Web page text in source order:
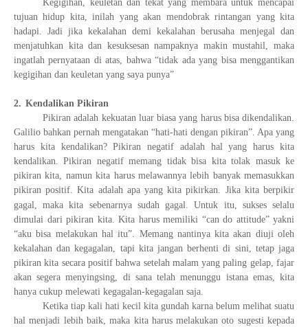
Kegigihan, keuletan dan tekat yang membara untuk mencapai
tujuan hidup kita, inilah yang akan mendobrak rintangan yang kita
hadapi. Jadi jika kekalahan demi kekalahan berusaha menjegal dan
menjatuhkan kita dan kesuksesan nampaknya makin mustahil, maka
ingatlah pernyataan di atas, bahwa “tidak ada yang bisa menggantikan
kegigihan dan keuletan yang saya punya”
2. Kendalikan Pikiran
Pikiran adalah kekuatan luar biasa yang harus bisa dikendalikan.
Galilio bahkan pernah mengatakan “hati-hati dengan pikiran”. Apa yang
harus kita kendalikan? Pikiran negatif adalah hal yang harus kita
kendalikan. Pikiran negatif memang tidak bisa kita tolak masuk ke
pikiran kita, namun kita harus melawannya lebih banyak memasukkan
pikiran positif. Kita adalah apa yang kita pikirkan. Jika kita berpikir
gagal, maka kita sebenarnya sudah gagal.
Untuk itu, sukses selalu
dimulai dari pikiran kita. Kita harus memiliki “can do attitude” yakni
“aku bisa melakukan hal itu”. Memang nantinya kita akan diuji oleh
kekalahan dan kegagalan, tapi kita jangan berhenti di sini, tetap jaga
pikiran kita secara positif bahwa setelah malam yang paling gelap, fajar
akan segera menyingsing, di sana telah menunggu istana emas, kita
hanya cukup melewati kegagalan-kegagalan saja.
Ketika tiap kali hati kecil kita gundah karna belum melihat suatu
hal menjadi lebih baik, maka kita harus melakukan oto sugesti kepada